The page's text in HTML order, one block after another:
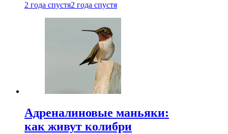
2 года спустя2 года спустя
Адреналиновые маньяки:
как живут колибри